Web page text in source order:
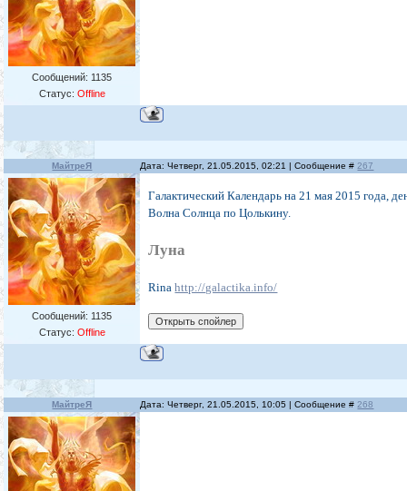
Сообщений: 1135
Статус: Offline
МайтреЯ Дата: Четверг, 21.05.2015, 02:21 | Сообщение #267
Сообщений: 1135
Статус: Offline
Галактический Календарь на 21 мая 2015 года,
Волна Солнца по Цолькину.
Луна
Rinahttp://galactika.info/
МайтреЯ Дата: Четверг, 21.05.2015, 10:05 | Сообщение #268